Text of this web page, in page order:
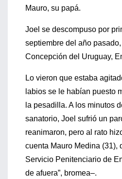
Mauro, su papá.
Joel se descompuso por
septiembre del año
Concepción del Uruguay,
Lo vieron que estaba
labios se le habían puesto
la pesadilla. A los minutos
sanatorio, Joel sufrió un
reanimaron, pero al rato
cuenta Mauro Medina (31),
Servicio Penitenciario de
de afuera”, bromea–.